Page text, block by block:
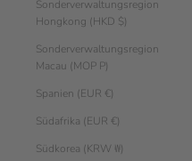
Sonderverwaltungsregion
Hongkong (HKD $)
Sonderverwaltungsregion
Macau (MOP P)
Spanien (EUR €)
Südafrika (EUR €)
Südkorea (KRW ₩)